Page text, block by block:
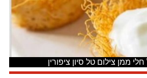
ממן צילום טל סיון ציפורין